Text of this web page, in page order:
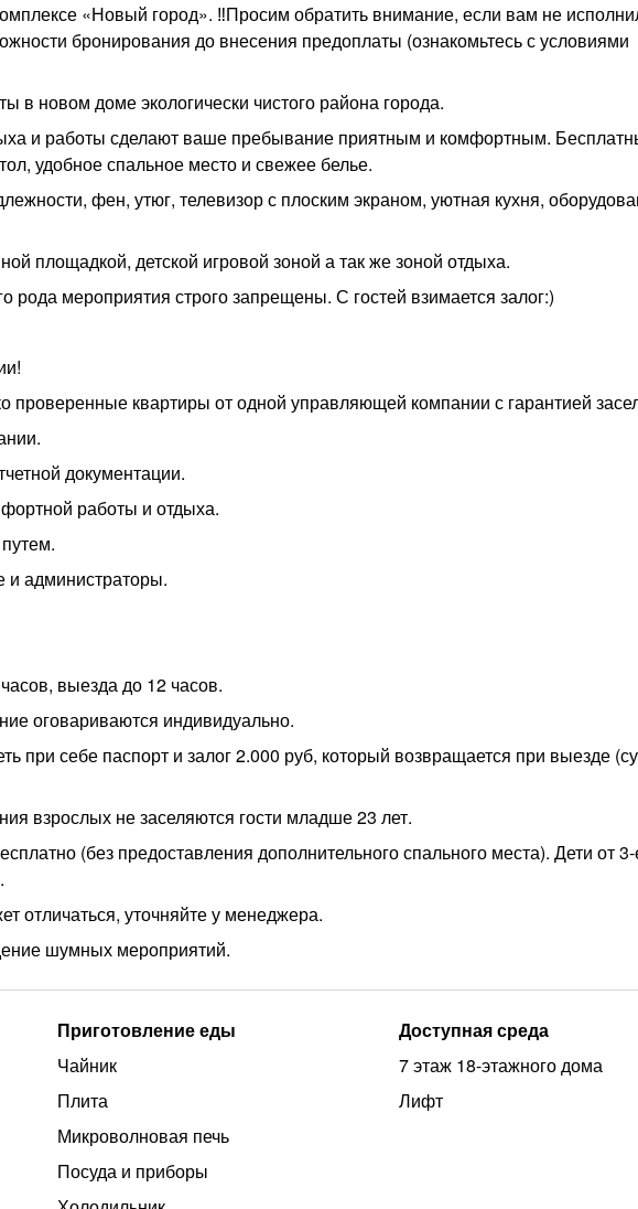
«Новый город». ‼️Просим обратить внимание, если вам не
бронирования до внесения предоплаты (ознакомьтесь с условиями
новом доме экологически чистого района города.
и работы сделают ваше пребывание приятным и комфортным.
удобное спальное место и свежее белье.
фен, утюг, телевизор с плоским экраном, уютная кухня,
площадкой, детской игровой зоной а так же зоной отдыха.
рода мероприятия строго запрещены. С гостей взимается залог:)
проверенные квартиры от одной управляющей компании с гарантией
документации.
работы и отдыха.
администраторы.
выезда до 12 часов.
оговариваются индивидуально.
при себе паспорт и залог 2.000 руб, который возвращается при выезде
взрослых не заселяются гости младше 23 лет.
(без предоставления дополнительного спального места). Дети от 3-
отличаться, уточняйте у менеджера.
шумных мероприятий.
Приготовление еды
Чайник
Плита
Микроволновая печь
Посуда и приборы
Доступная среда
7 этаж 18-этажного дома
Лифт